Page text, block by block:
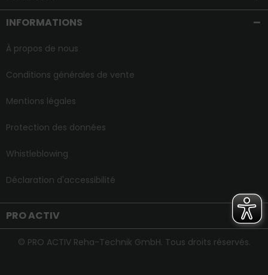
INFORMATIONS
À propos de nous
Conditions générales de vente
Mentions légales
Protection des données
Whistleblowing
Déclaration d'accessibilité
PRO ACTIV
© PRO ACTIV Reha-Technik GmbH. Tous droits réservés.